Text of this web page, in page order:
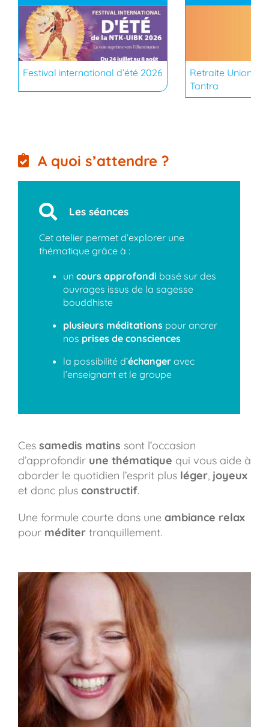
Festival international d’été 2026
Retraite Union
Tantra
A quoi s’attendre ?
Ces samedis matins sont l’occasion
d’approfondir une thématique qui vous aide à
aborder le quotidien l’esprit plus léger, joyeux
et donc plus constructif.
Une formule courte dans une ambiance relax
pour méditertranquillement.
Les séances
Cet atelier permet d’explorer une
thématique grâce à :
un cours approfondi basé sur des
ouvrages issus de la sagesse
bouddhiste
plusieurs méditationspour ancrer
nos prises de consciences
la possibilité d’échangeravec
l’enseignant et le groupe